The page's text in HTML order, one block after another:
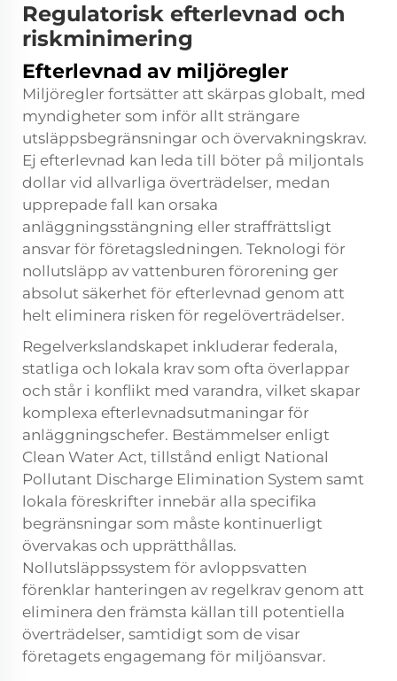
Regulatorisk efterlevnad och
riskminimering
Efterlevnad av miljöregler
Miljöregler fortsätter att skärpas globalt, med
myndigheter som inför allt strängare
utsläppsbegränsningar och övervakningskrav.
Ej efterlevnad kan leda till böter på miljontals
dollar vid allvarliga överträdelser, medan
upprepade fall kan orsaka
anläggningsstängning eller straffrättsligt
ansvar för företagsledningen. Teknologi för
nollutsläpp av vattenburen förorening ger
absolut säkerhet för efterlevnad genom att
helt eliminera risken för regelöverträdelser.
Regelverkslandskapet inkluderar federala,
statliga och lokala krav som ofta överlappar
och står i konflikt med varandra, vilket skapar
komplexa efterlevnadsutmaningar för
anläggningschefer. Bestämmelser enligt
Clean Water Act, tillstånd enligt National
Pollutant Discharge Elimination System samt
lokala föreskrifter innebär alla specifika
begränsningar som måste kontinuerligt
övervakas och upprätthållas.
Nollutsläppssystem för avloppsvatten
förenklar hanteringen av regelkrav genom att
eliminera den främsta källan till potentiella
överträdelser, samtidigt som de visar
företagets engagemang för miljöansvar.